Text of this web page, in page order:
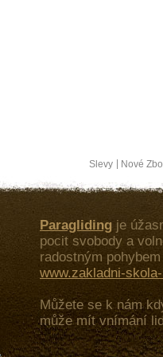
Slevy Nové
Paragliding je
pocit svobody a
radostným
www.zakladni-
Můžete se k nám
může mít vnímání